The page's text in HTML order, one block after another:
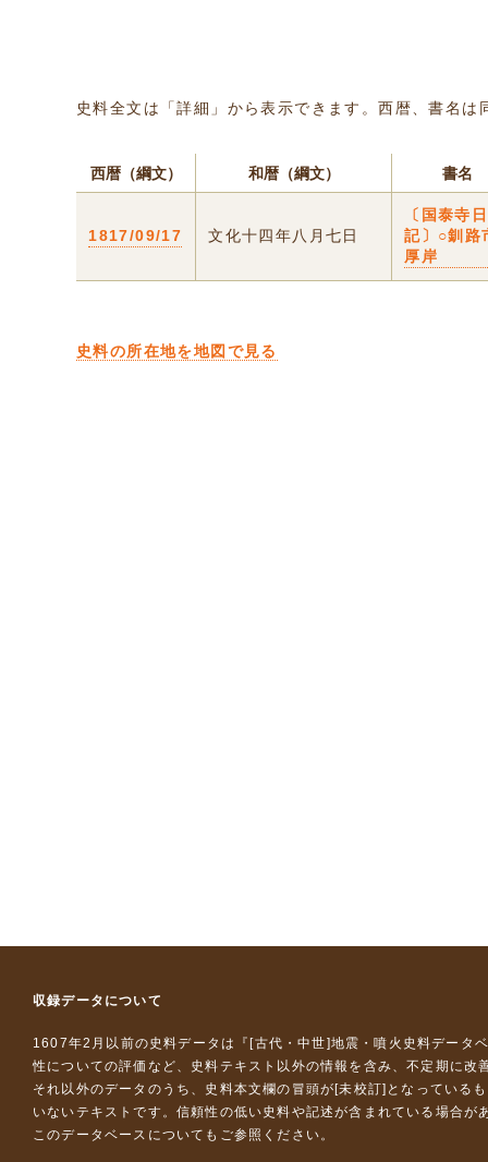
史料全文は「詳細」から表示できます。西暦、書名
西暦（綱文） 和暦（綱文） 書名
1817/09/17 文化十四年八月七日
〔国泰寺
記〕○釧路
厚岸
史料の所在地を地図で見る
収録データについて
1607年2月以前の史料データは『 [古代・中世]地震・噴火史料データ
性についての評価など、史料テキスト以外の情報を含み、不定期に改
それ以外のデータのうち、史料本文欄の冒頭が[未校訂]となっている
いないテキストです。信頼性の低い史料や記述が含まれている場合が
このデータベースについて もご参照ください。